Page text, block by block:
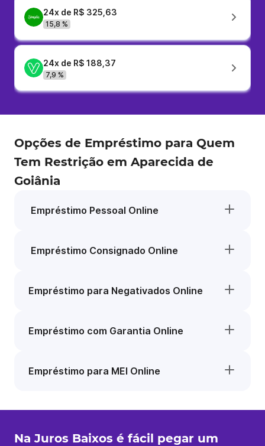
24x de R$ 325,63
15,8 %
24x de R$ 188,37
7,9 %
Opções de Empréstimo para Quem
Tem Restrição em Aparecida de
Goiânia
Empréstimo Pessoal Online
Empréstimo Consignado Online
Empréstimo para Negativados Online
Empréstimo com Garantia Online
Empréstimo para MEI Online
Na Juros Baixos é fácil pegar um